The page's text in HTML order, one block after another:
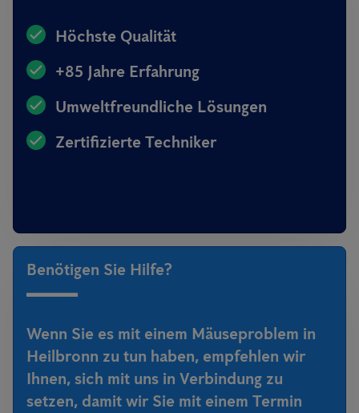
Höchste Qualität
+85 Jahre Erfahrung
Umweltfreundliche Lösungen
Zertifizierte Techniker
Benötigen Sie Hilfe?
Wenn Sie es mit einem Mäuseproblem in
Heilbronn zu tun haben, empfehlen wir
Ihnen, sich mit uns in Verbindung zu
setzen, damit wir Sie mit einem Termin